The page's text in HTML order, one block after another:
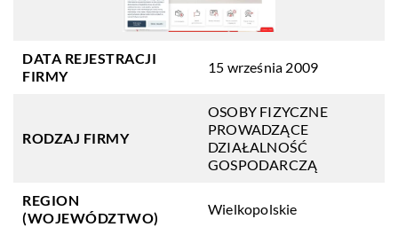
DATA REJESTRACJI
FIRMY
15 września 2009
RODZAJ FIRMY
OSOBY FIZYCZNE
PROWADZĄCE
DZIAŁALNOŚĆ
GOSPODARCZĄ
REGION
(WOJEWÓDZTWO)
Wielkopolskie